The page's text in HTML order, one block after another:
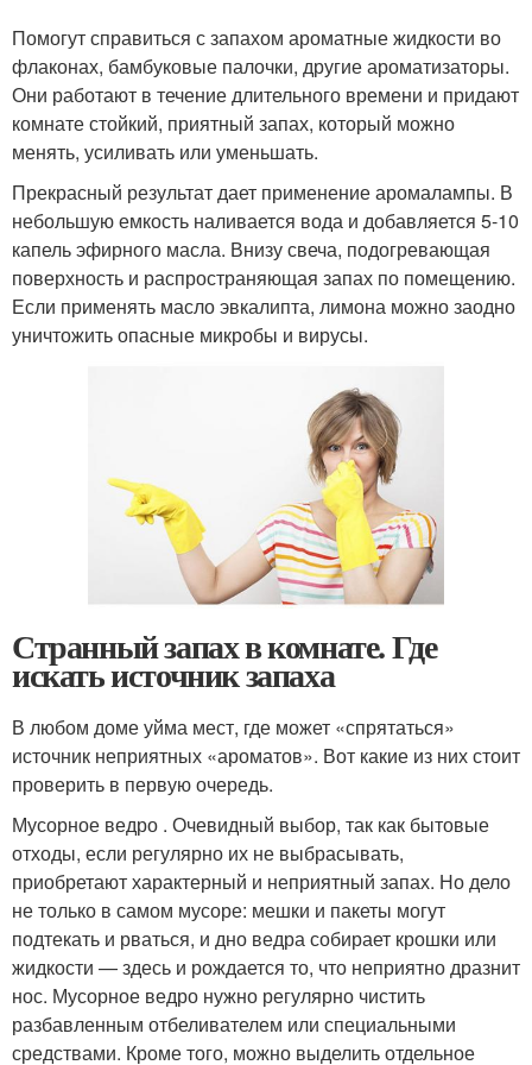
Помогут справиться с запахом ароматные жидкости во
флаконах, бамбуковые палочки, другие ароматизаторы.
Они работают в течение длительного времени и придают
комнате стойкий, приятный запах, который можно
менять, усиливать или уменьшать.
Прекрасный результат дает применение аромалампы. В
небольшую емкость наливается вода и добавляется 5-10
капель эфирного масла. Внизу свеча, подогревающая
поверхность и распространяющая запах по помещению.
Если применять масло эвкалипта, лимона можно заодно
уничтожить опасные микробы и вирусы.
Странный запах в комнате. Где
искать источник запаха
В любом доме уйма мест, где может «спрятаться»
источник неприятных «ароматов». Вот какие из них стоит
проверить в первую очередь.
Мусорное ведро . Очевидный выбор, так как бытовые
отходы, если регулярно их не выбрасывать,
приобретают характерный и неприятный запах. Но дело
не только в самом мусоре: мешки и пакеты могут
подтекать и рваться, и дно ведра собирает крошки или
жидкости — здесь и рождается то, что неприятно дразнит
нос. Мусорное ведро нужно регулярно чистить
разбавленным отбеливателем или специальными
средствами. Кроме того, можно выделить отдельное